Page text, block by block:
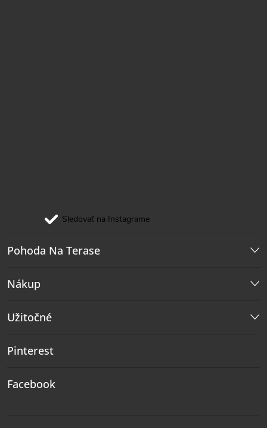
Sledovať na Instagrame
Pohoda Na Terase
Nákup
Užitočné
Pinterest
Facebook